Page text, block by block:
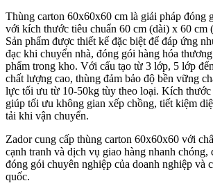
Thùng carton 60x60x60 cm là giải pháp đóng
với kích thước tiêu chuẩn 60 cm (dài) x 60 cm
Sản phẩm được thiết kế đặc biệt để đáp ứng
đạc khi chuyển nhà, đóng gói hàng hóa
phẩm trong kho. Với cấu tạo từ 3 lớp, 5 lớp
chất lượng cao, thùng đảm bảo độ bền vững
lực tối ưu từ 10-50kg tùy theo loại. Kích thước
giúp tối ưu không gian xếp chồng, tiết kiệm
tải khi vận chuyển.
Zador cung cấp thùng carton 60x60x60 với
cạnh tranh và dịch vụ giao hàng nhanh chóng,
đóng gói chuyên nghiệp của doanh nghiệp và
quốc.